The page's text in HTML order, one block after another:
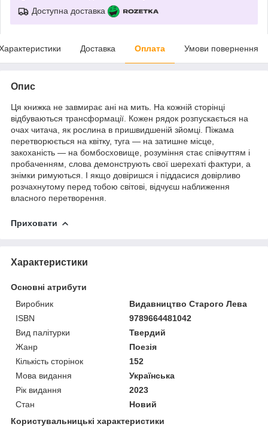
Доступна доставка
Доставка Оплата Умови повернення
Опис
Ця книжка не завмирає ані на мить. На кожній сторінці
відбуваються трансформації. Кожен рядок розпускається на
очах читача, як рослина в пришвидшеній зйомці. Піжама
перетворюється на квітку, туга — на затишне місце,
закоханість — на бомбосховище, розуміння стає співчуттям і
пробаченням, слова демонструють свої шерехаті фактури, а
знімки римуються. І якщо довіришся і піддасися довірливо
розчахнутому перед тобою світові, відчуєш наближення
власного перетворення.
Приховати
Характеристики
Основні атрибути
Виробник
Видавництво Старого Лева
ISBN
9789664481042
Вид палітурки
Твердий
Жанр
Поезія
Кількість сторінок
152
Мова видання
Українська
Рік видання
2023
Стан
Новий
Користувальницькі характеристики